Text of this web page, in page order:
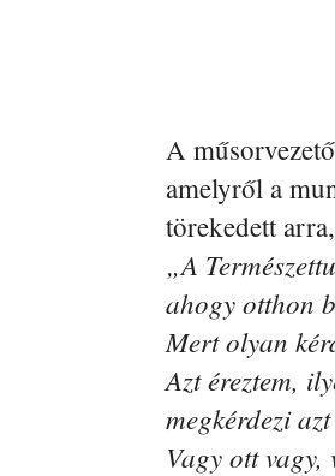
A
amelyről a
törekedett
„A
ahogy otthon
Mert olyan
Azt éreztem,
megkérdezi
Vagy ott vagy,